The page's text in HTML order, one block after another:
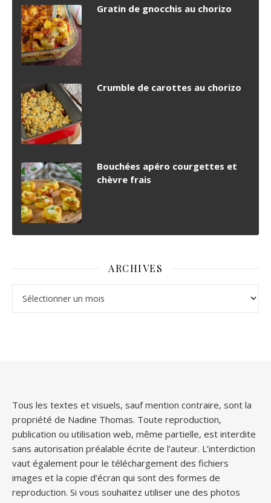
Gratin de gnocchis au chorizo
Crumble de carottes au chorizo
Bouchées apéro courgettes et
chèvre frais
ARCHIVES
Tous les textes et visuels, sauf mention contraire, sont la
propriété de Nadine Thomas. Toute reproduction,
publication ou utilisation web, même partielle, est interdite
sans autorisation préalable écrite de l’auteur. L’interdiction
vaut également pour le téléchargement des fichiers
images et la copie d’écran qui sont des formes de
reproduction. Si vous souhaitez utiliser une des photos